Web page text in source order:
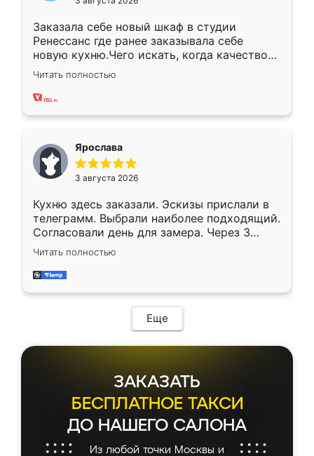
Заказала себе новый шкаф в студии
Ренессанс где ранее заказывала себе
новую кухню.Чего искать, когда качеством
вполне довольна. Служит кухня уже почти
два года, нареканий нет.
Читать полностью
Ярослава
3 августа 2026
Кухню здесь заказали. Эскизы прислали в
телеграмм. Выбрали наиболее подходящий.
Согласовали день для замера. Через 3
недели кухня была уже готова. Остались
довольны работой. Спасибо Ренессанс
мебель за качественную работу!
Читать полностью
Еще
ЗАКАЗАТЬ
БЕСПЛАТНОЕ ТАКСИ
ДО НАШЕГО САЛОНА
Из любой точки Москвы и